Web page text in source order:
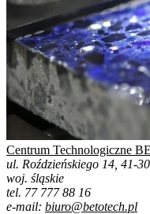
Centrum Technologiczne
ul. Roździeńskiego 14, 41-
woj. śląskie
tel. 77 777 88 16
e-mail: biuro@betotech.pl